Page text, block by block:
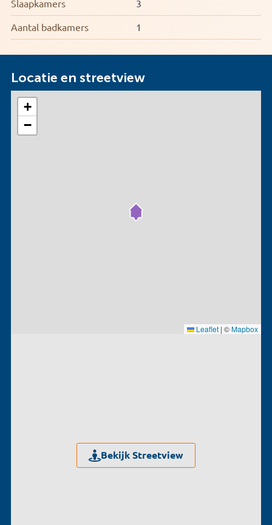
Slaapkamers 3
Aantal badkamers 1
Locatie en streetview
+
−
Leaflet | ©Mapbox
Bekijk Streetview